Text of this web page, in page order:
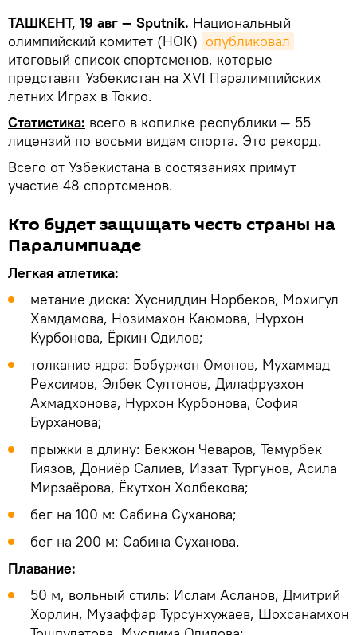
ТАШКЕНТ, 19 авг — Sputnik. Национальный
олимпийский комитет (НОК) опубликовал
итоговый список спортсменов, которые
представят Узбекистан на XVI Паралимпийских
летних Играх в Токио.
Статистика: всего в копилке республики — 55
лицензий по восьми видам спорта. Это рекорд.
Всего от Узбекистана в состязаниях примут
участие 48 спортсменов.
Кто будет защищать честь страны на
Паралимпиаде
Легкая атлетика:
метание диска: Хусниддин Норбеков, Мохигул
Хамдамова, Нозимахон Каюмова, Нурхон
Курбонова, Ёркин Одилов;
толкание ядра: Бобуржон Омонов, Мухаммад
Рехсимов, Элбек Султонов, Дилафрузхон
Ахмадхонова, Нурхон Курбонова, София
Бурханова;
прыжки в длину: Бекжон Чеваров, Темурбек
Гиязов, Дониёр Салиев, Иззат Тургунов, Асила
Мирзаёрова, Ёкутхон Холбекова;
бег на 100 м: Сабина Суханова;
бег на 200 м: Сабина Суханова.
Плавание:
50 м, вольный стиль: Ислам Асланов, Дмитрий
Хорлин, Музаффар Турсунхужаев, Шохсанамхон